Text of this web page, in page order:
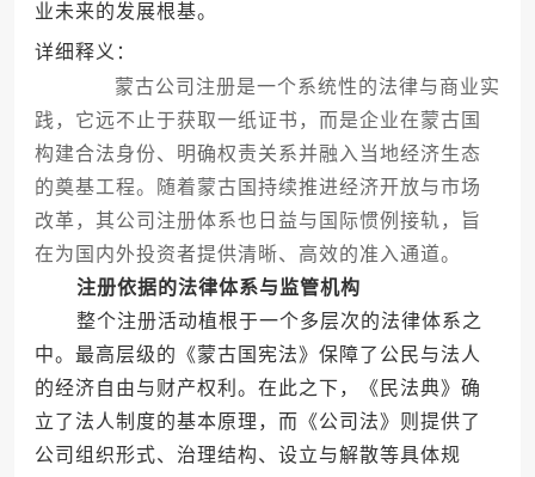
业未来的发展根基。
详细释义：
蒙古公司注册是一个系统性的法律与商业实
践，它远不止于获取一纸证书，而是企业在蒙古国
构建合法身份、明确权责关系并融入当地经济生态
的奠基工程。随着蒙古国持续推进经济开放与市场
改革，其公司注册体系也日益与国际惯例接轨，旨
在为国内外投资者提供清晰、高效的准入通道。
注册依据的法律体系与监管机构
整个注册活动植根于一个多层次的法律体系之
中。最高层级的《蒙古国宪法》保障了公民与法人
的经济自由与财产权利。在此之下，《民法典》确
立了法人制度的基本原理，而《公司法》则提供了
公司组织形式、治理结构、设立与解散等具体规